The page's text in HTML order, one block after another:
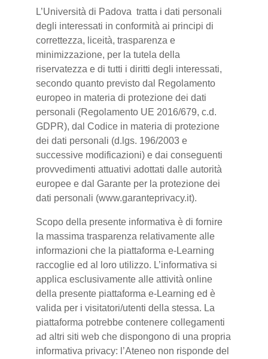
L’Università di Padova tratta i dati personali
degli interessati in conformità ai principi di
correttezza, liceità, trasparenza e
minimizzazione, per la tutela della
riservatezza e di tutti i diritti degli interessati,
secondo quanto previsto dal Regolamento
europeo in materia di protezione dei dati
personali (Regolamento UE 2016/679, c.d.
GDPR), dal Codice in materia di protezione
dei dati personali (d.lgs. 196/2003 e
successive modificazioni) e dai conseguenti
provvedimenti attuativi adottati dalle autorità
europee e dal Garante per la protezione dei
dati personali (www.garanteprivacy.it).
Scopo della presente informativa è di fornire
la massima trasparenza relativamente alle
informazioni che la piattaforma e-Learning
raccoglie ed al loro utilizzo. L’informativa si
applica esclusivamente alle attività online
della presente piattaforma e-Learning ed è
valida per i visitatori/utenti della stessa. La
piattaforma potrebbe contenere collegamenti
ad altri siti web che dispongono di una propria
informativa privacy: l’Ateneo non risponde del